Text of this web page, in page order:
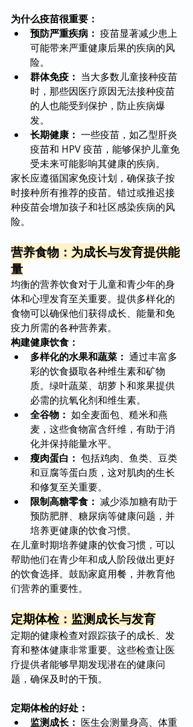
为什么疫苗很重要：
预防严重疾病： 疫苗显著减少患上
可能带来严重健康后果的疾病的风
险。
群体免疫： 当大多数儿童接种疫苗
时，那些因医疗原因无法接种疫苗
的人也能受到保护，防止疾病爆
发。
长期健康： 一些疫苗，如乙型肝炎
疫苗和 HPV 疫苗，能够保护儿童免
受未来可能影响其健康的疾病。
家长应遵循国家免疫计划，确保孩子按
时接种所有推荐的疫苗。错过或推迟接
种疫苗会增加孩子和社区感染疾病的风
险。
营养食物：为成长与发育提供能
量
均衡的营养饮食对于儿童和青少年的身
体和心理发育至关重要。提供多样化的
食物可以确保他们获得成长、能量和免
疫力所需的各种营养素。
构建健康饮食：
多样化的水果和蔬菜： 通过丰富多
彩的饮食摄取各种维生素和矿物
质。绿叶蔬菜、胡萝卜和浆果提供
必需的抗氧化剂和维生素。
全谷物： 如全麦面包、糙米和燕
麦，这些食物富含纤维，有助于消
化并保持能量水平。
瘦肉蛋白： 包括鸡肉、鱼类、豆类
和豆腐等蛋白质，这对肌肉的生长
和修复至关重要。
限制高糖零食： 减少添加糖有助于
预防肥胖、糖尿病等健康问题，并
培养更健康的饮食习惯。
在儿童时期培养健康的饮食习惯，可以
帮助他们在青少年和成人阶段做出更好
的饮食选择。鼓励家庭用餐，并教育他
们营养的重要性。
定期体检：监测成长与发育
定期的健康检查对跟踪孩子的成长、发
育和整体健康非常重要。这些检查让医
疗提供者能够早期发现潜在的健康问
题，确保及时的干预。
定期体检的好处：
监测成长： 医生会测量身高、体重